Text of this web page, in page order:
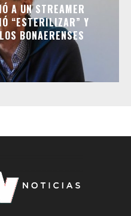
A UN STREAMER
“ESTERILIZAR” Y
BONAERENSES